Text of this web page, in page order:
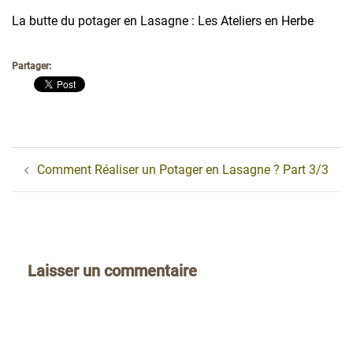
La butte du potager en Lasagne : Les Ateliers en Herbe
Partager:
d’article
Comment Réaliser un Potager en Lasagne ? Part 3/3
Laisser un commentaire